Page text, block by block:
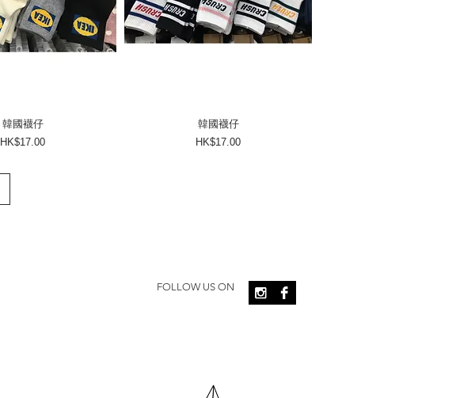
韓國襪仔
價格
HK$17.00
韓國襪仔
價格
HK$17.00
FOLLOW US ON